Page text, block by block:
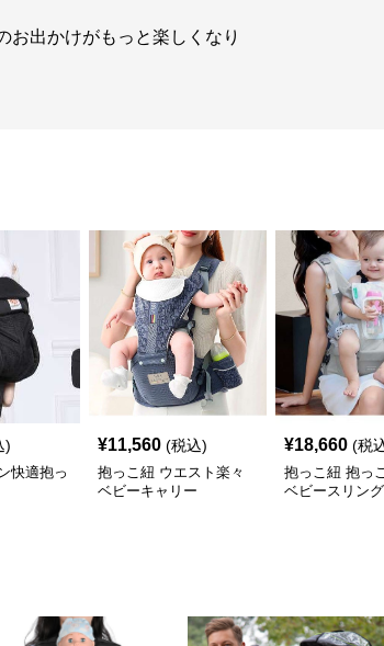
お出かけがもっと楽しくなり
)
快適抱っ
¥11,560 (税込)
抱っこ紐 ウエスト楽々
ベビーキャリー
¥18,660 (税
抱っこ紐 抱っ
ベビースリング